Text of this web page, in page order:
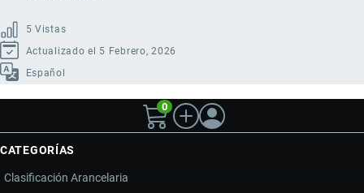
5 Vistas
Actualizado el 5 Febrero, 2026
Español
0
CATEGORÍAS
Clasificación Arancelaria